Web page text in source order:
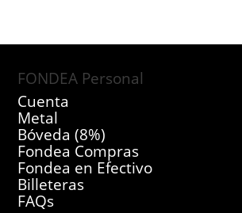
FONDEA Personal
Cuenta
Metal
Bóveda (8%)
Fondea Compras
Fondea en Efectivo
Billeteras
FAQs